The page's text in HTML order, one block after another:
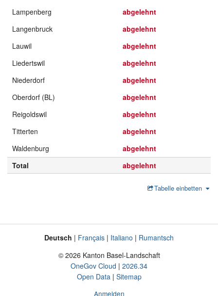
Lampenberg
abgelehnt
Langenbruck
abgelehnt
Lauwil
abgelehnt
Liedertswil
abgelehnt
Niederdorf
abgelehnt
Oberdorf (BL)
abgelehnt
Reigoldswil
abgelehnt
Titterten
abgelehnt
Waldenburg
abgelehnt
Total
abgelehnt
Tabelle einbetten
FusszeileDeutsch Français Italiano
Rumantsch
© 2026 Kanton Basel-Landschaft
OneGov Cloud
2026.34
Open Data
Sitemap
Anmelden